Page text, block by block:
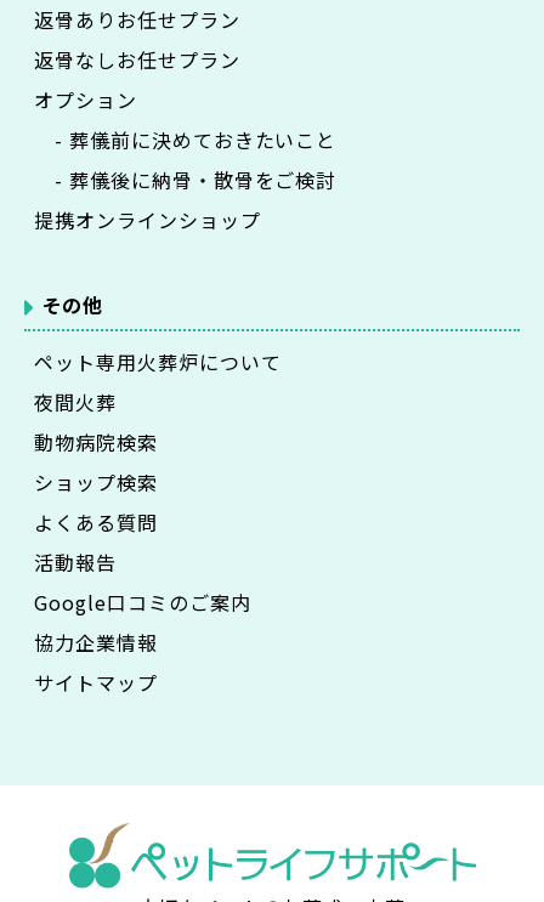
返骨ありお任せプラン
返骨なしお任せプラン
オプション
- 葬儀前に決めておきたいこと
- 葬儀後に納骨・散骨をご検討
提携オンラインショップ
その他
ペット専用火葬炉について
夜間火葬
動物病院検索
ショップ検索
よくある質問
活動報告
Google口コミのご案内
協力企業情報
サイトマップ